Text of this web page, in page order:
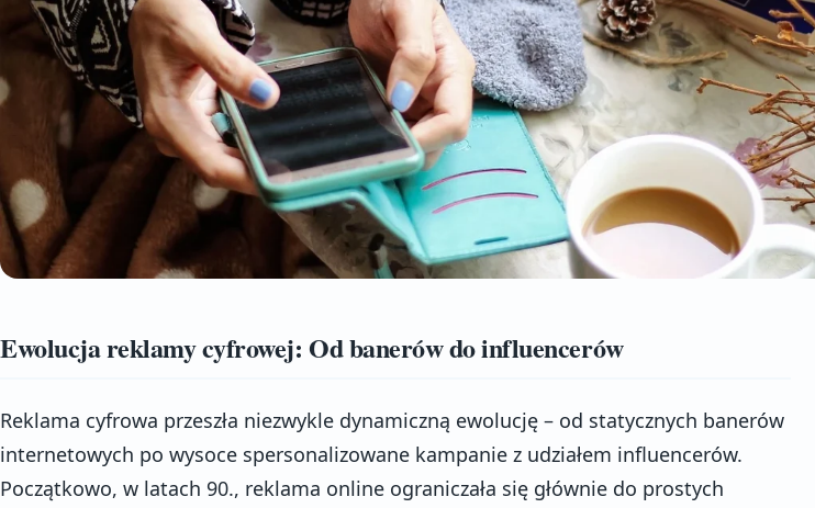
Ewolucja reklamy cyfrowej: Od banerów do influencerów
Reklama cyfrowa przeszła niezwykle dynamiczną ewolucję – od statycznych banerów
internetowych po wysoce spersonalizowane kampanie z udziałem influencerów.
Początkowo, w latach 90., reklama online ograniczała się głównie do prostych